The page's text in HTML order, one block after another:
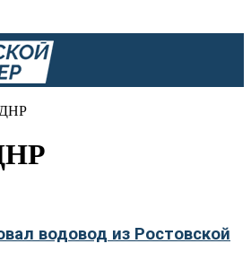
ДНР
водовод из Ростовской